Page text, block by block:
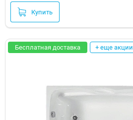
Купить
Бесплатная доставка + еще акции